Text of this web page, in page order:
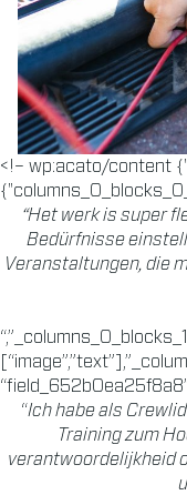
<!– wp:acato/content
“Het werk is super
Bedürfnisse
Veranstaltungen, die
“Ich habe als
Training zum
verantwoordelijkheid